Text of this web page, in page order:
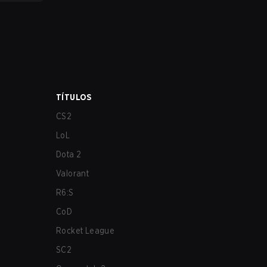
TÍTULOS
CS2
LoL
Dota 2
Valorant
R6:S
CoD
Rocket League
SC2